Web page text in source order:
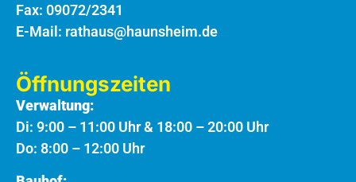
Fax: 09072/2341
E-Mail: rathaus@haunsheim.de
Öffnungszeiten
Verwaltung:
Di: 9:00 – 11:00 Uhr & 18:00 – 20:00 Uhr
Do: 8:00 – 12:00 Uhr